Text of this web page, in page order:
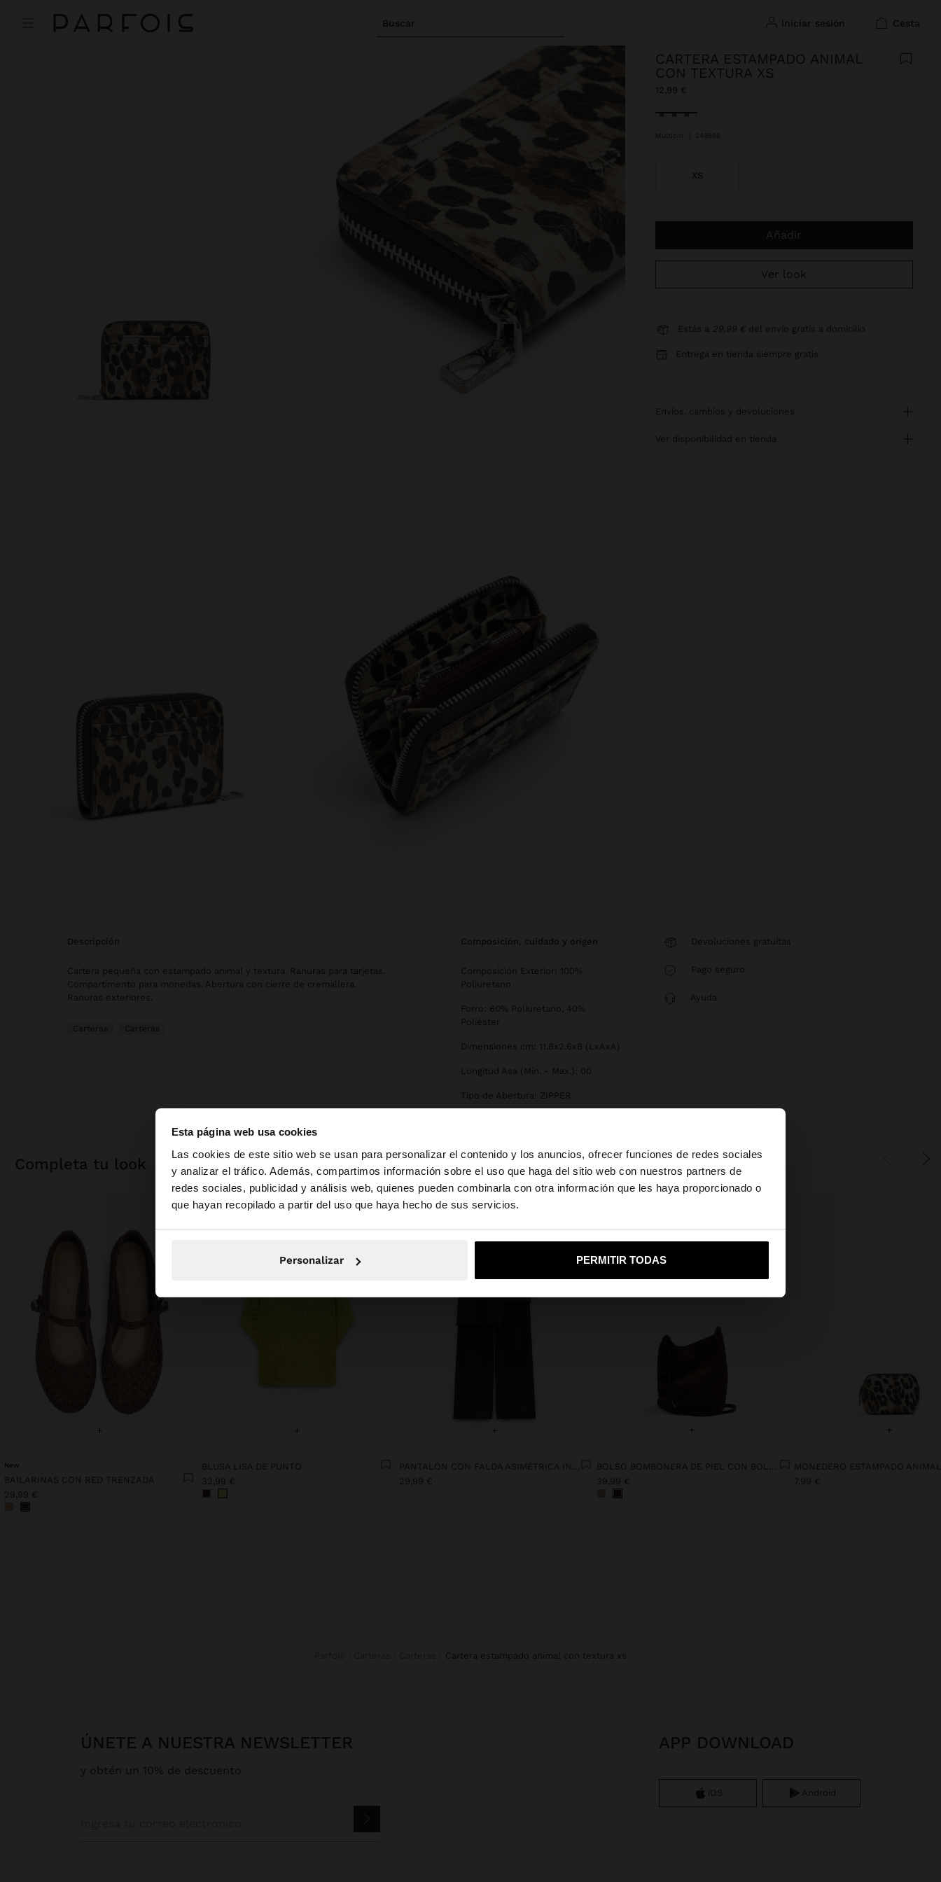
Esta página web usa cookies
Las cookies de este sitio web se usan para personalizar el contenido y los anuncios, ofrecer funciones de redes sociales
y analizar el tráfico. Además, compartimos información sobre el uso que haga del sitio web con nuestros partners de
redes sociales, publicidad y análisis web, quienes pueden combinarla con otra información que les haya proporcionado o
que hayan recopilado a partir del uso que haya hecho de sus servicios.
Personalizar PERMITIR TODAS
Buscar iniciar sesión cesta
hola ×
Estás accediendo a la web de España. ¿Quieres ir a la web de United States?
No, continuar en la web de España Sí, llévame a United States
CARTERA ESTAMPADO ANIMAL
CON TEXTURA XS
12,99 €
Seleccionado
Multicor 249986
XS
Añadir
Ver look
Estás a 29,99 € del envío gratis a domicilio
Entrega en tienda siempre gratis
envíos, cambios y devoluciones
ver disponibilidad en tienda
descripción
Cartera pequeña con estampado animal y textura. Ranuras para tarjetas.
Compartimento para monedas. Abertura con cierre de cremallera.
Ranuras exteriores.
Carteras Carteras
composición, cuidado y origen
Composición Exterior: 100%
Poliuretano
Forro: 60% Poliuretano, 40%
Poliéster
Dimensiones cm: 11.8x2.6x8 (LxAxA)
Longitud Asa (Min. - Max.): 00
Tipo de Abertura: ZIPPER
Devoluciones gratuitas
Pago seguro
Ayuda
completa tu look
+
New
BAILARINAS CON RED TRENZADA
29,99 €
+
BLUSA LISA DE PUNTO
32,99 €
+
29,99 €
+
39,99 €
+
7,99 €
cartera estampado animal con textura xs
ÚNETE A NUESTRA NEWSLETTER
y obtén un 10% de descuento
APP DOWNLOAD
iOS Android